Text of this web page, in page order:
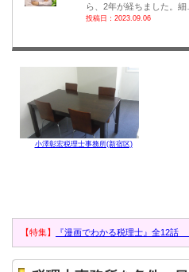
ら、2年が経ちました。細
投稿日：2023.09.06
小澤彰宏税理士事務所(新宿区)
【特集】 『漫画でわかる税理士』全12話